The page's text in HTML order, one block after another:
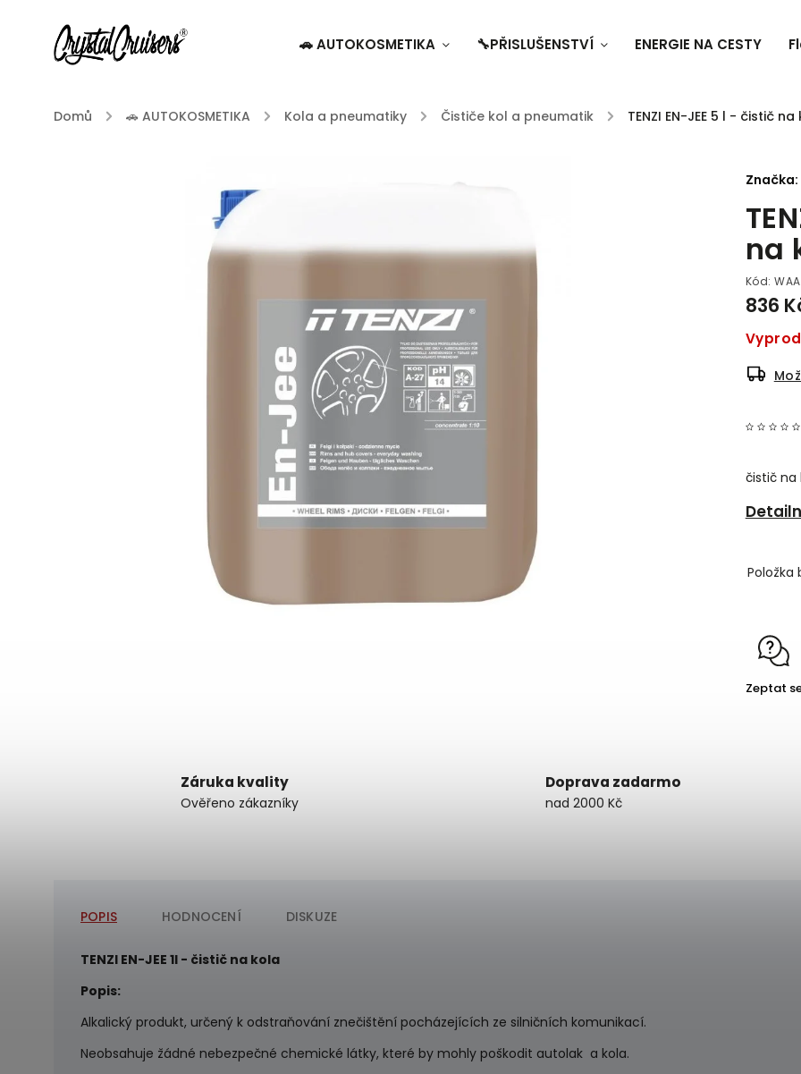
🚗 AUTOKOSMETIKA 🔧PŘISLUŠENSTVÍ ENERGIE NA CESTY
Domů / 🚗 AUTOKOSMETIKA / Kola a pneumatiky / Čističe kol a pneumatik / TENZI EN-JEE 5 l - čistič na
na
Kód:
836
čistič na
Značka:
Položka
Zeptat
Záruka kvality
Ověřeno zákazníky
Doprava zadarmo
nad 2000 Kč
POPIS HODNOCENÍ DISKUZE
TENZI EN-JEE 1l - čistič na kola
Popis:
Alkalický produkt, určený k odstraňování znečištění pocházejících ze silničních komunikací.
Neobsahuje žádné nebezpečné chemické látky, které by mohly poškodit autolak a kola.